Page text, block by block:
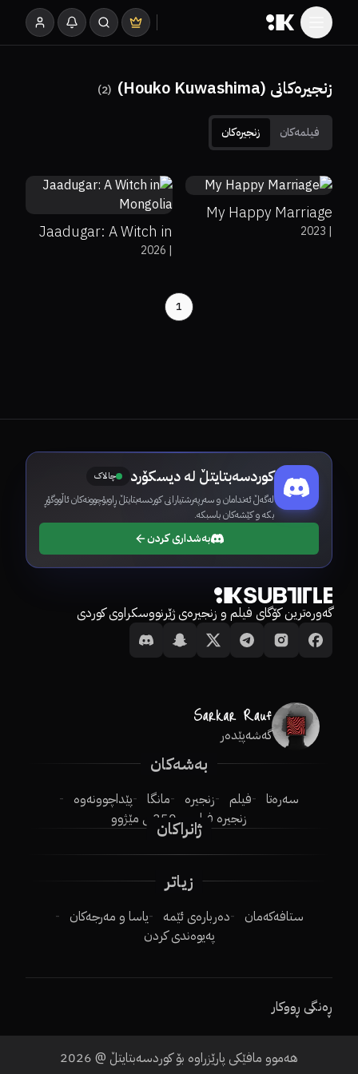
زنجیرەکانی (Houko Kuwashima) (
2
)
فیلمەکان زنجیرەکان 0%
0%
My Happy Marriage
|
2023
Jaadugar: A Witch in
Mongolia|
2026
1
کوردسەبتایتڵ لە دیسکۆرد چالاک
لەگەڵ ئەندامان و سەرپەرشتیارانی کوردسەبتایتڵ ڕاوبۆچوونەکان ئاڵووگۆڕ
بکە و کێشەکان باسبکە.
بەشداری کردن
گەورەترین کۆگای فیلم و زنجیرەی ژێرنووسکراوی کوردی
گەشەپێدەر
بەشەکان
سەرەتا فیلم زنجیرە مانگا
پێداچوونەوە
زنجیرە فیلم
250ـی مێژوو
ژانراکان
زیاتر
ستافەکەمان دەربارەی ئێمە
یاسا و مەرجەکان
پەیوەندی کردن
ڕەنگی ڕووکار
هەموو مافێکی پارێزراوە بۆ کوردسەبتایتڵ @ 2026